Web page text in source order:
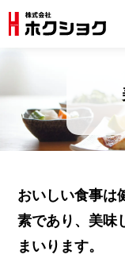
おいしい食事は
素であり、 美味
まいります。